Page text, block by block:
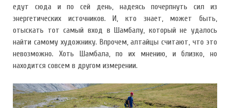
едут сюда и по сей день, надеясь почерпнуть сил из
энергетических источников. И, кто знает, может быть,
отыскать тот самый вход в Шамбалу, который не удалось
найти самому художнику. Впрочем, алтайцы считают, что это
невозможно. Хоть Шамбала, по их мнению, и близко, но
находится совсем в другом измерении.